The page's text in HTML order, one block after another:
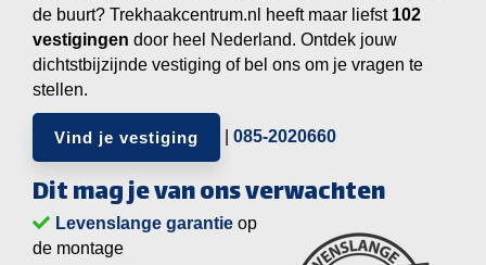
de buurt? Trekhaakcentrum.nl heeft maar liefst
vestigingen door heel Nederland. Ontdek jouw
dichtstbijzijnde vestiging of bel ons om je vragen te
stellen.
Vind je vestiging 085-2020660
Dit mag je van ons verwachten
Levenslange garantie op
de montage